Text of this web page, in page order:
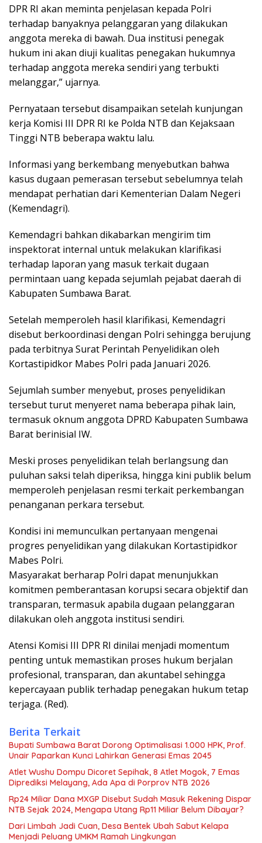
DPR RI akan meminta penjelasan kepada Polri
terhadap banyaknya pelanggaran yang dilakukan
anggota mereka di bawah. Dua institusi penegak
hukum ini akan diuji kualitas penegakan hukumnya
terhadap anggota mereka sendiri yang terbukti
melanggar,” ujarnya.
Pernyataan tersebut disampaikan setelah kunjungan
kerja Komisi III DPR RI ke Polda NTB dan Kejaksaan
Tinggi NTB beberapa waktu lalu.
Informasi yang berkembang menyebutkan bahwa
kasus dugaan pemerasan tersebut sebelumnya telah
mendapat perhatian dari Kementerian Dalam Negeri
(Kemendagri).
Kemendagri bahkan dikabarkan mengirim tim
inspektorat internal untuk melakukan klarifikasi
terhadap laporan yang masuk terkait dugaan
permintaan uang kepada sejumlah pejabat daerah di
Kabupaten Sumbawa Barat.
Setelah memperoleh hasil klarifikasi, Kemendagri
disebut berkoordinasi dengan Polri sehingga berujung
pada terbitnya Surat Perintah Penyelidikan oleh
Kortastipidkor Mabes Polri pada Januari 2026.
Sejumlah sumber menyebut, proses penyelidikan
tersebut turut menyeret nama beberapa pihak lain,
termasuk oknum anggota DPRD Kabupaten Sumbawa
Barat berinisial IW.
Meski proses penyelidikan telah berlangsung dan
puluhan saksi telah diperiksa, hingga kini publik belum
memperoleh penjelasan resmi terkait perkembangan
penanganan perkara tersebut.
Kondisi ini memunculkan pertanyaan mengenai
progres penyelidikan yang dilakukan Kortastipidkor
Mabes Polri.
Masyarakat berharap Polri dapat menunjukkan
komitmen pemberantasan korupsi secara objektif dan
transparan, termasuk apabila dugaan pelanggaran
dilakukan oleh anggota institusi sendiri.
Atensi Komisi III DPR RI dinilai menjadi momentum
penting untuk memastikan proses hukum berjalan
profesional, transparan, dan akuntabel sehingga
kepercayaan publik terhadap penegakan hukum tetap
terjaga. (Red).
Berita Terkait
Bupati Sumbawa Barat Dorong Optimalisasi 1.000 HPK, Prof.
Unair Paparkan Kunci Lahirkan Generasi Emas 2045
Atlet Wushu Dompu Dicoret Sepihak, 8 Atlet Mogok, 7 Emas
Diprediksi Melayang, Ada Apa di Porprov NTB 2026
Rp24 Miliar Dana MXGP Disebut Sudah Masuk Rekening Dispar
NTB Sejak 2024, Mengapa Utang Rp11 Miliar Belum Dibayar?
Dari Limbah Jadi Cuan, Desa Bentek Ubah Sabut Kelapa
Menjadi Peluang UMKM Ramah Lingkungan